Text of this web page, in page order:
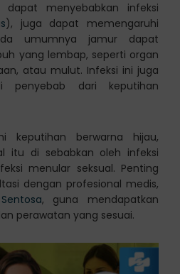
menyebabkan infeksi
), juga dapat memengaruhi
umumnya jamur dapat
yang lembap, seperti organ
atau mulut. Infeksi ini juga
penyebab dari keputihan
keputihan berwarna hijau,
itu di sebabkan oleh infeksi
menular seksual. Penting
dengan profesional medis,
, guna mendapatkan
perawatan yang sesuai.